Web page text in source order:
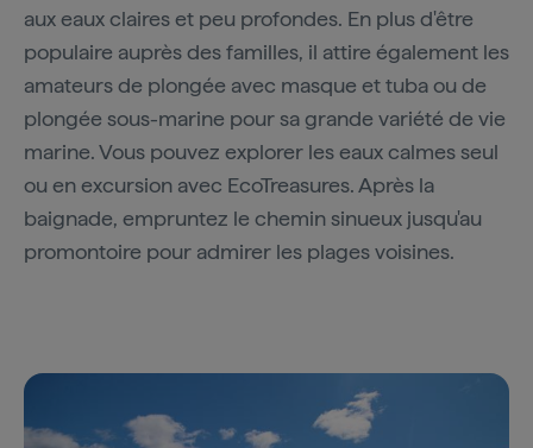
aux eaux claires et peu profondes. En plus d'être
populaire auprès des familles, il attire également les
amateurs de plongée avec masque et tuba ou de
plongée sous-marine pour sa grande variété de vie
marine. Vous pouvez explorer les eaux calmes seul
ou en excursion avec EcoTreasures. Après la
baignade, empruntez le chemin sinueux jusqu'au
promontoire pour admirer les plages voisines.